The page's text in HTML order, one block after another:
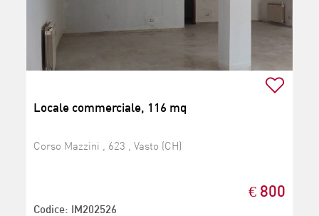
Locale commerciale, 116 mq
Corso Mazzini , 623 , Vasto (CH)
€ 800
Codice: IM202526